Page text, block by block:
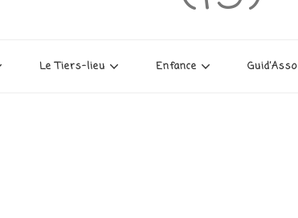
Le Tiers-lieu Enfance Guid’Asso